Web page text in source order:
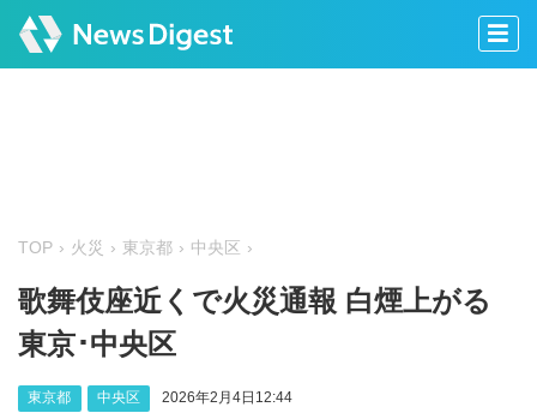
TOP 火災 東京都 中央区
歌舞伎座近くで火災通報 白煙上がる
東京･中央区
東京都 中央区 2026年2月4日12:44